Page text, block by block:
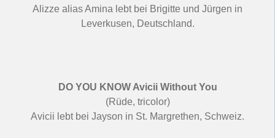
Alizze alias Amina lebt bei Brigitte und Jürgen in
Leverkusen, Deutschland.
DO YOU KNOW Avicii Without You
(Rüde, tricolor)
Avicii lebt bei Jayson in St. Margrethen, Schweiz.